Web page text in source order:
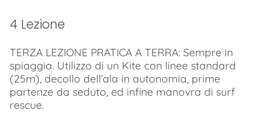
4 Lezione
TERZA LEZIONE PRATICA A TERRA: Sempre in
spiaggia. Utilizzo di un Kite con linee standard
(25m), decollo dell’ala in autonomia, prime
partenze da seduto, ed infine manovra di surf
rescue.